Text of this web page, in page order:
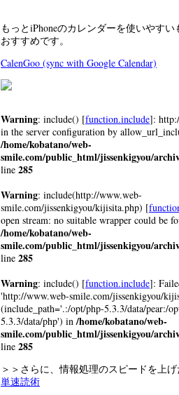
もっとiPhoneのカレンダーを使いやす
おすすめです。
CalenGoo (sync with Google Calendar)
Warning: include() [function.include]:
in the server configuration by
/home/kobatano/web-
smile.com/public_html/jissenkigyou/
line 285
Warning: include(http://www.web-
smile.com/jissenkigyou/kijisita.php) [
open stream: no suitable wrapper could be
/home/kobatano/web-
smile.com/public_html/jissenkigyou/
line 285
Warning: include() [function.include]:
'http://www.web-smile.com/jissenkigyou/
(include_path='.:/opt/php-5.3.3/data/pear:/
5.3.3/data/php') in /home/kobatano/web-
smile.com/public_html/jissenkigyou/
line 285
＞＞さらに、情報処理のスピードを
単速読術